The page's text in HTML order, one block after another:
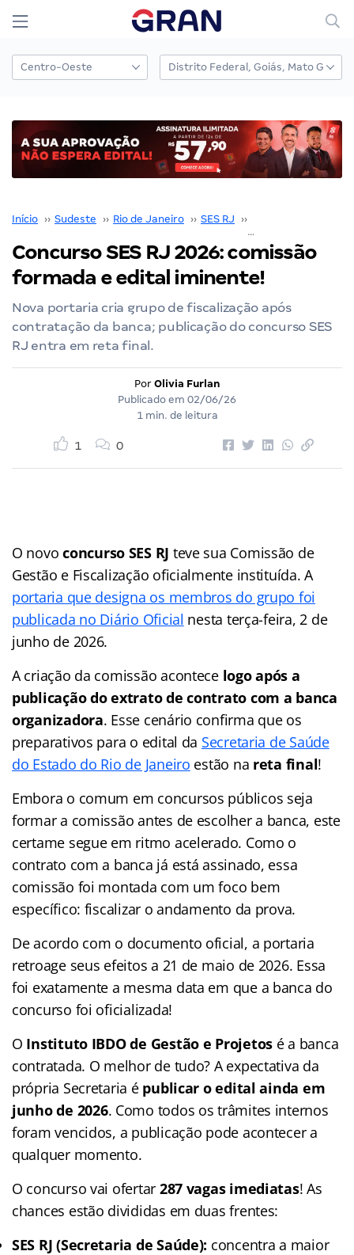
Início ›› Sudeste ›› Rio de Janeiro ›› SES RJ ››
Concurso SES RJ 2026: comissão
formada e edital iminente!
Nova portaria cria grupo de fiscalização após
contratação da banca; publicação do concurso SES
RJ entra em reta final.
Por Olivia Furlan
Publicado em 02/06/26
1 min. de leitura
1 0
O novoconcurso SES RJ teve sua Comissão de
Gestão e Fiscalização oficialmente instituída. A
portaria que designa os membros do grupo foi
publicada no Diário Oficial nesta terça-feira, 2 de
junho de 2026.
A criação da comissão acontecelogo após a
publicação do extrato de contrato com a banca
organizadora. Esse cenário confirma que os
preparativos para o edital da Secretaria de Saúde
do Estado do Rio de Janeiro estão na reta final!
Embora o comum em concursos públicos seja
formar a comissão antes de escolher a banca, este
certame segue em ritmo acelerado. Como o
contrato com a banca já está assinado, essa
comissão foi montada com um foco bem
específico: fiscalizar o andamento da prova.
De acordo com o documento oficial, a portaria
retroage seus efeitos a 21 de maio de 2026. Essa
foi exatamente a mesma data em que a banca do
concurso foi oficializada!
O Instituto IBDO de Gestão e Projetos é a banca
contratada. O melhor de tudo? A expectativa da
própria Secretaria é publicar o edital ainda em
junho de 2026. Como todos os trâmites internos
foram vencidos, a publicação pode acontecer a
qualquer momento.
O concurso vai ofertar 287 vagas imediatas! As
chances estão divididas em duas frentes:
SES RJ (Secretaria de Saúde): concentra a maior